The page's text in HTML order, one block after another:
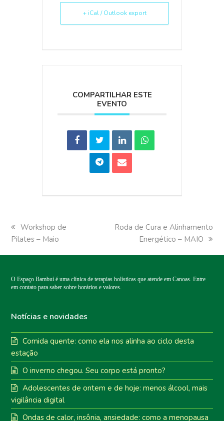
+ iCal / Outlook export
COMPARTILHAR ESTE
EVENTO
previous
post:
Workshop de
Pilates – Maio
next
Roda de Cura e Alinhamento
Energético – MAIO
O Espaço Bambuí é uma clínica de terapias holísticas que atende em Canoas. Entre
em contato para saber sobre horários e valores.
Notícias e novidades
Comida quente: como ela nos alinha ao ciclo desta
estação
O inverno chegou. Seu corpo está pronto?
Adolescentes de ontem e de hoje: menos álcool, mais
vigilância digital
Ondas de calor, insônia, ansiedade: como a menopausa